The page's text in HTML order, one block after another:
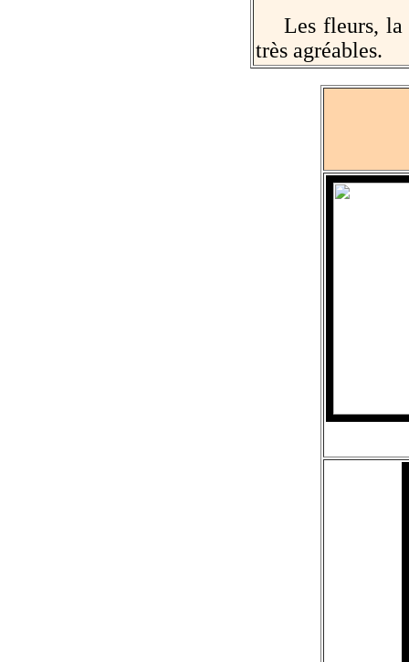
Les fleurs, la
très agréables.